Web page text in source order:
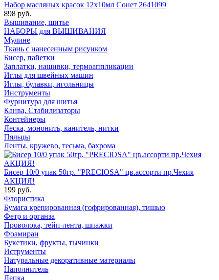
Набор масляных красок 12х10мл Сонет 2641099
898 руб.
Вышивание, шитье
НАБОРЫ для ВЫШИВАНИЯ
Мулине
Ткань с нанесенным рисунком
Бисер, пайетки
Заплатки, нашивки, термоаппликации
Иглы для швейных машин
Иглы, булавки, игольницы
Инструменты
Фурнитура для шитья
Канва, Стабилизаторы
Контейнеры
Леска, мононить, канитель, нитки
Пяльцы
Ленты, кружево, тесьма, бахрома
Бисер 10/0 упак 50гр. "PRECIOSA" цв.ассорти пр.Чехия
АКЦИЯ!
199 руб.
Флористика
Бумага крепированная (гофрированная), тишью
Фетр и органза
Проволока, тейп-лента, шпажки
Фоамиран
Букетики, фрукты, тычинки
Иструменты
Натуральные декоративные материалы
Наполнитель
Лепка